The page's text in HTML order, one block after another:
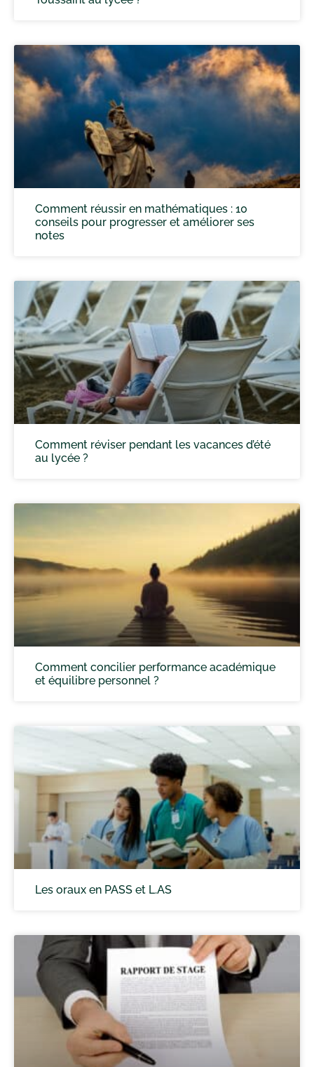
Comment réussir en mathématiques : 10
conseils pour progresser et améliorer ses
notes
Comment réviser pendant les vacances d’été
au lycée ?
Comment concilier performance académique
et équilibre personnel ?
Les oraux en PASS et L.AS